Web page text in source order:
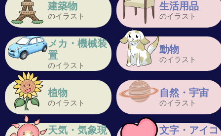
建築物
のイラスト
生活用品
のイラスト
メカ・機械装
置
のイラスト
動物
のイラスト
植物
のイラスト
自然・宇宙
のイラスト
天気・気象現
文字・アイコ